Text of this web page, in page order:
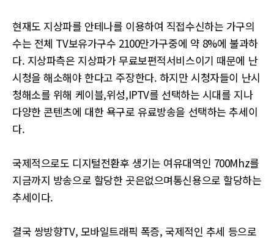
현재도 지상파를 안테나를 이용하여 직접수신하는 가구의
수는 전체 TV보유가구수 2100만가구중에 약 8%에 불과하
다. 지상파측은 지상파가 무료보편적서비스이기 때문에 난
시청을 해소해야 한다고 주장한다. 하지만 시청자들이 난시
청해소를 위해 케이블,위성,IPTV를 선택하는 시대를 지나
다양한 콘텐츠에 대한 욕구로 유료방송을 선택하는 추세이
다.
국제적으로도 디지털전환후 생기는 여유대역인 700Mhz를
지금까지 방송으로 할당한 곳은없으며통신용으로 할당하는
추세이다.
결국 쌍방향TV, 모바일트래픽 폭증, 국제적인 추세 등으로